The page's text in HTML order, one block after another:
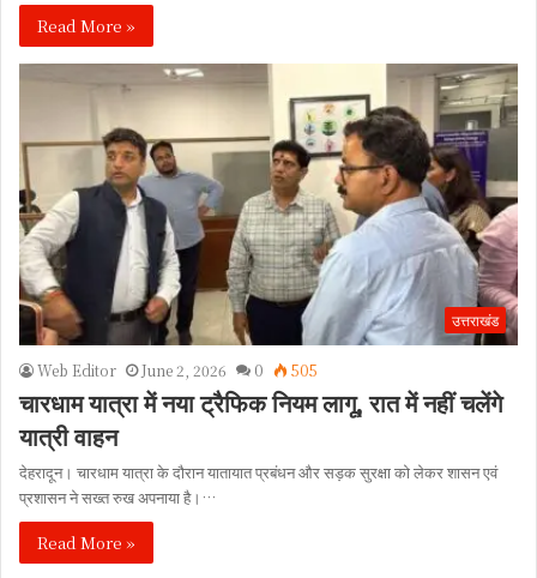
Read More »
उत्तराखंड
Web Editor June 2, 2026 0 505
चारधाम यात्रा में नया ट्रैफिक नियम लागू, रात में नहीं चलेंगे
यात्री वाहन
देहरादून। चारधाम यात्रा के दौरान यातायात प्रबंधन और सड़क सुरक्षा को लेकर शासन एवं
प्रशासन ने सख्त रुख अपनाया है।…
Read More »